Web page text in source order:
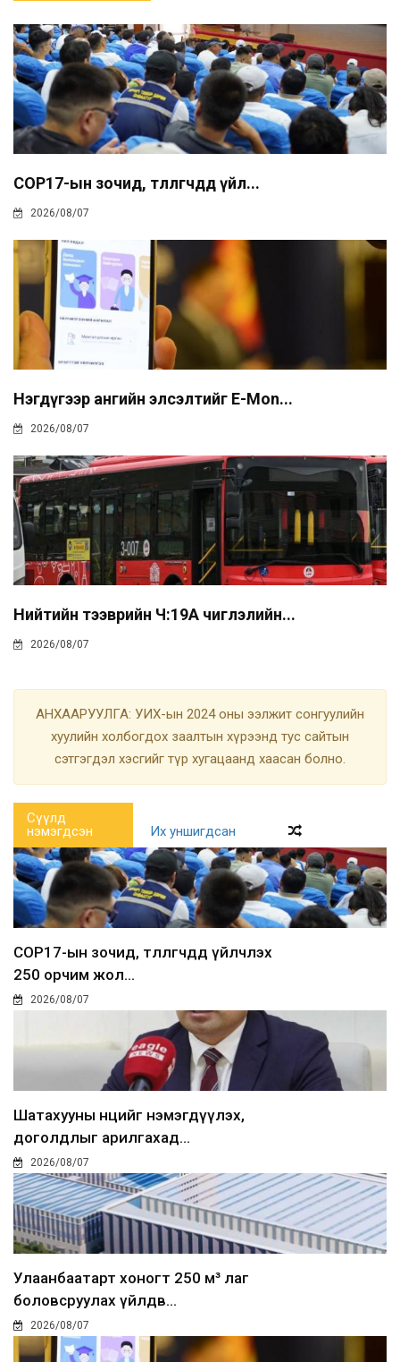
COP17-ын зочид, төлөөлөгчдөд үйл...
2026/08/07
Нэгдүгээр ангийн элсэлтийг E-Mon...
2026/08/07
Нийтийн тээврийн Ч:19А чиглэлийн...
2026/08/07
АНХААРУУЛГА: УИХ-ын 2024 оны ээлжит сонгуулийн
хуулийн холбогдох заалтын хүрээнд тус сайтын
сэтгэгдэл хэсгийг түр хугацаанд хаасан болно.
Сүүлд
нэмэгдсэн
Их уншигдсан
COP17-ын зочид, төлөөлөгчдөд үйлчлэх
250 орчим жол...
2026/08/07
Шатахууны нөөцийг нэмэгдүүлэх,
доголдлыг арилгахад...
2026/08/07
Улаанбаатарт хоногт 250 м³ лаг
боловсруулах үйлдв...
2026/08/07